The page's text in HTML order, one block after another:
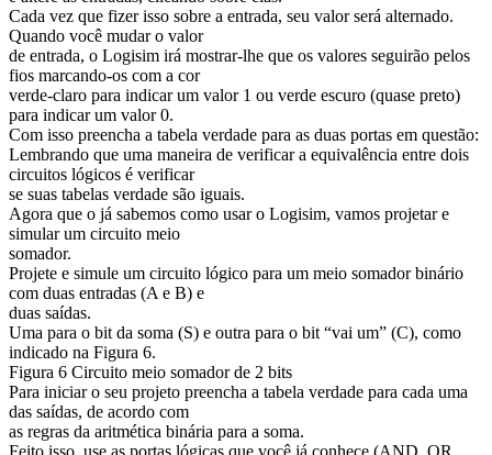
Cada vez que fizer isso sobre a entrada, seu valor será alternado.
Quando você mudar o valor
de entrada, o Logisim irá mostrar-lhe que os valores seguirão pelos
fios marcando-os com a cor
verde-claro para indicar um valor 1 ou verde escuro (quase preto)
para indicar um valor 0.
Com isso preencha a tabela verdade para as duas portas em questão:
Lembrando que uma maneira de verificar a equivalência entre dois
circuitos lógicos é verificar
se suas tabelas verdade são iguais.
Agora que o já sabemos como usar o Logisim, vamos projetar e
simular um circuito meio
somador.
Projete e simule um circuito lógico para um meio somador binário
com duas entradas (A e B) e
duas saídas.
Uma para o bit da soma (S) e outra para o bit “vai um” (C), como
indicado na Figura 6.
Figura 6 Circuito meio somador de 2 bits
Para iniciar o seu projeto preencha a tabela verdade para cada uma
das saídas, de acordo com
as regras da aritmética binária para a soma.
Feito isso, use as portas lógicas que você já conhece (AND, OR,